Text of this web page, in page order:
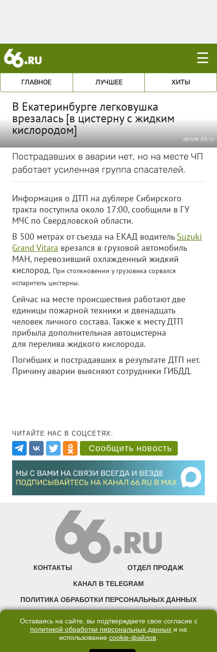
☰
ГЛАВНОЕ ЛУЧШЕЕ ХИТЫ
В Екатеринбурге легковушка
врезалась [в цистерну с жидким
кислородом]
архив 66.ru
Пострадавших в аварии нет, но на месте ЧП
работает усиленная группа спасателей.
Информация о ДТП на дублере Сибирского
тракта поступила около 17:00, сообщили в ГУ
МЧС по Свердловской области.
В 500 метрах от съезда на ЕКАД водитель Suzuki
Grand Vitara врезался в грузовой автомобиль
МАН, перевозивший охлажденный жидкий
кислород. При столкновении у грузовика сорвался
испаритель цистерны.
Сейчас на месте происшествия работают две
единицы пожарной техники и двенадцать
человек личного состава. Также к месту ДТП
прибыла дополнительная автоцистерна
для перелива жидкого кислорода.
Погибших и пострадавших в результате ДТП нет.
Причину аварии выясняют сотрудники ГИБДД.
ЧИТАЙТЕ НАС В СОЦСЕТЯХ:
Сообщить новость
КОНТАКТЫ ОТДЕЛ ПРОДАЖ
КАНАЛ В TELEGRAM
ПОЛИТИКА ОБРАБОТКИ ПЕРСОНАЛЬНЫХ ДАННЫХ
©2007—2025 66.RU. Воспроизведение, сообщение, доведение до всеобщего
Оставаясь на сайте, вы подтверждаете свое согласие с
политикой обработки персональных данных и на
использование cookie-файлов.